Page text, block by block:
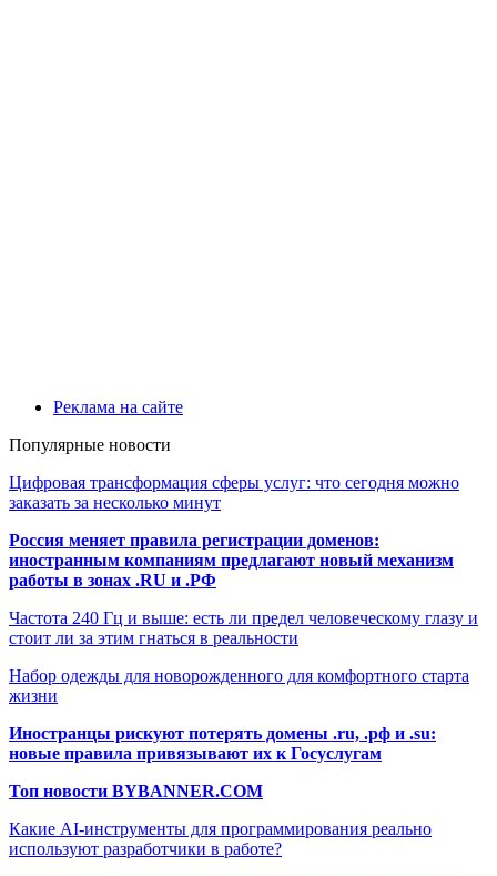
Реклама на сайте
Популярные новости
Цифровая трансформация сферы услуг: что сегодня можно
заказать за несколько минут
Россия меняет правила регистрации доменов:
иностранным компаниям предлагают новый механизм
работы в зонах .RU и .РФ
Частота 240 Гц и выше: есть ли предел человеческому глазу и
стоит ли за этим гнаться в реальности
Набор одежды для новорожденного для комфортного старта
жизни
Иностранцы рискуют потерять домены .ru, .рф и .su:
новые правила привязывают их к Госуслугам
Топ новости BYBANNER.COM
Какие AI-инструменты для программирования реально
используют разработчики в работе?